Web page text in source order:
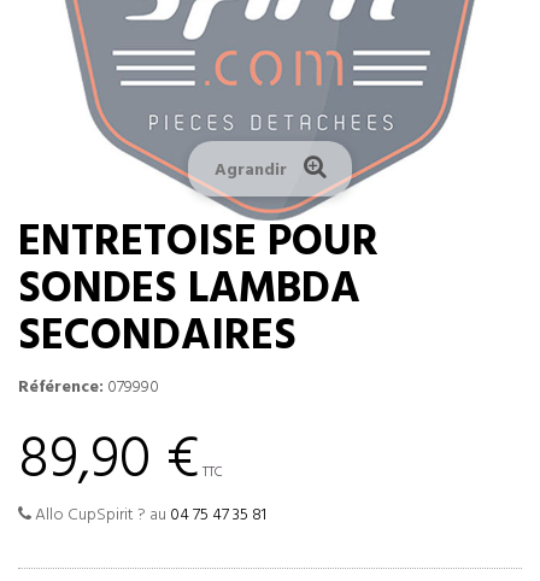
Agrandir
ENTRETOISE POUR
SONDES LAMBDA
SECONDAIRES
Référence: 079990
89,90 € TTC
Allo CupSpirit ? au 04 75 47 35 81